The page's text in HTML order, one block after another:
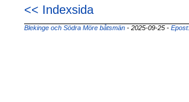
<< Indexsida
Blekinge och Södra Möre båtsmän - 2025-09-25 -